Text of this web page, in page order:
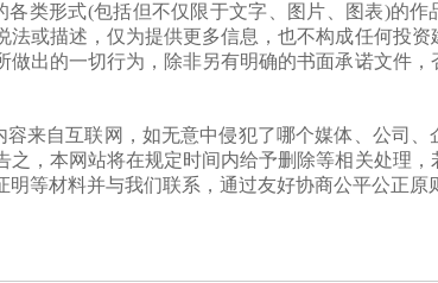
各类形式(包括但不仅限于文字、图片、图表)的作
法或描述，仅为提供更多信息，也不构成任何投资
做出的一切行为，除非另有明确的书面承诺文件，
容来自互联网，如无意中侵犯了哪个媒体、公司、
之，本网站将在规定时间内给予删除等相关处理，
等材料并与我们联系，通过友好协商公平公正原